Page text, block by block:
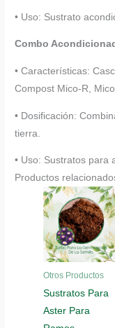
• Uso: Sustrato
Combo
• Características:
Compost Mico-R,
• Dosificación:
tierra.
• Uso: Sustratos para
Productos
Otros Productos
Sustratos Para
Aster Para